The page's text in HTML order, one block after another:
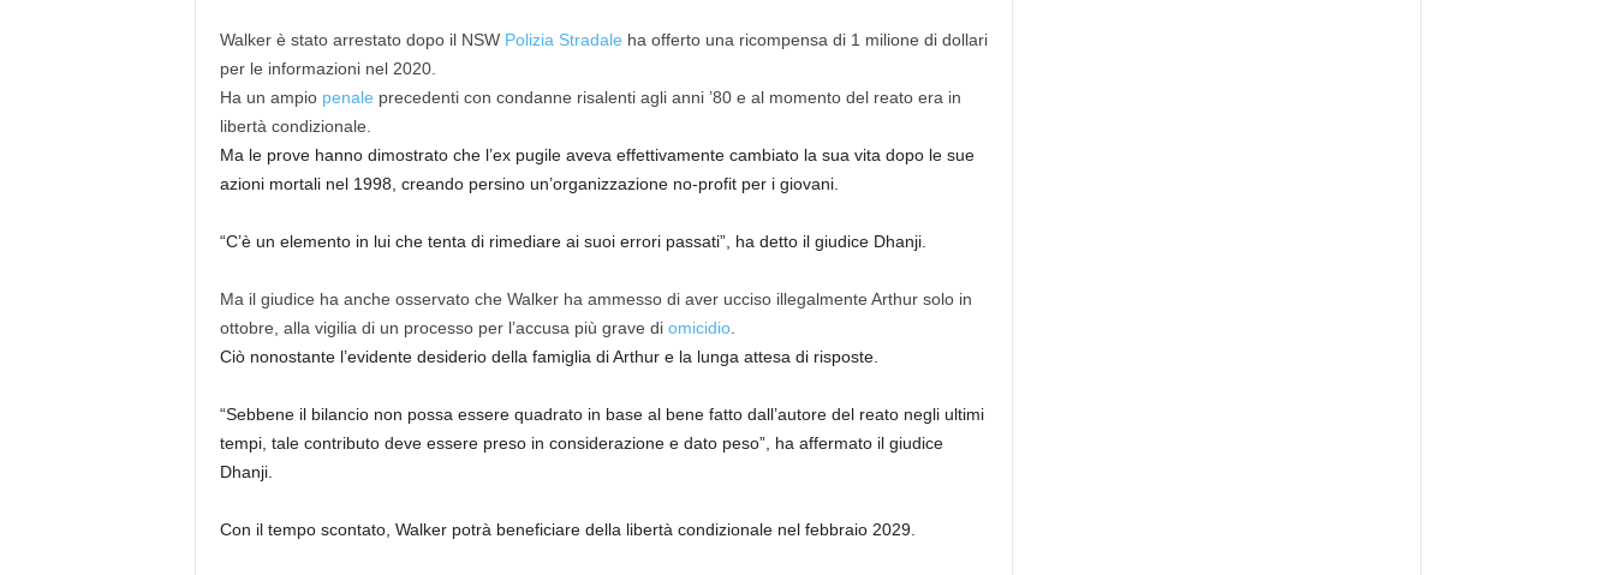
Walker è stato arrestato dopo il NSW Polizia Stradale ha offerto una ricompensa di 1 milione di dollari
per le informazioni nel 2020.
Ha un ampio penale precedenti con condanne risalenti agli anni ’80 e al momento del reato era in
libertà condizionale.
Ma le prove hanno dimostrato che l’ex pugile aveva effettivamente cambiato la sua vita dopo le sue
azioni mortali nel 1998, creando persino un’organizzazione no-profit per i giovani.
“C’è un elemento in lui che tenta di rimediare ai suoi errori passati”, ha detto il giudice Dhanji.
Ma il giudice ha anche osservato che Walker ha ammesso di aver ucciso illegalmente Arthur solo in
ottobre, alla vigilia di un processo per l’accusa più grave di omicidio.
Ciò nonostante l’evidente desiderio della famiglia di Arthur e la lunga attesa di risposte.
“Sebbene il bilancio non possa essere quadrato in base al bene fatto dall’autore del reato negli ultimi
tempi, tale contributo deve essere preso in considerazione e dato peso”, ha affermato il giudice
Dhanji.
Con il tempo scontato, Walker potrà beneficiare della libertà condizionale nel febbraio 2029.